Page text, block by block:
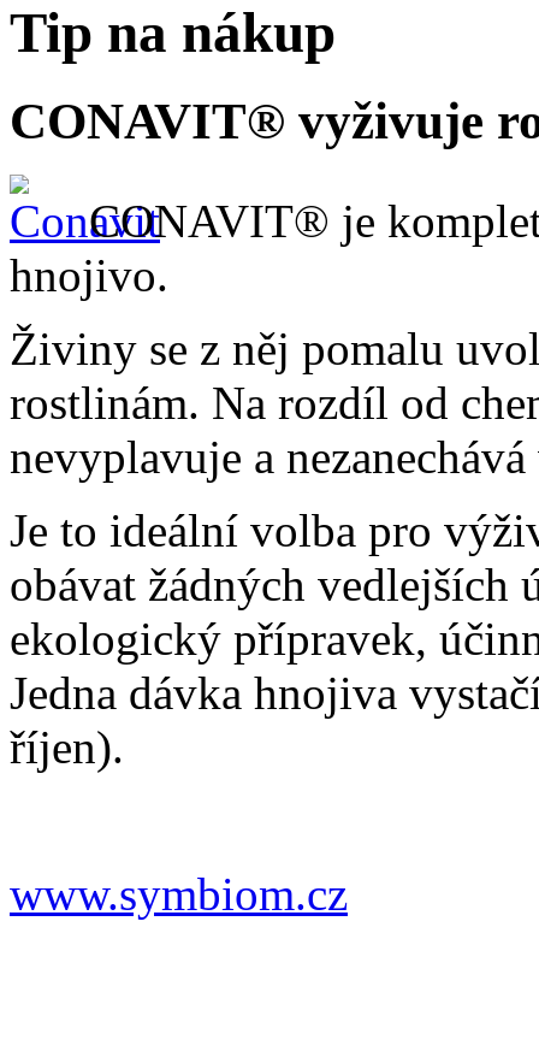
Tip na nákup
CONAVIT® vyživuje
CONAVIT® je
hnojivo.
Živiny se z něj pomalu
rostlinám. Na rozdíl od
nevyplavuje a
Je to ideální volba pro
obávat žádných vedlejších
ekologický přípravek,
Jedna dávka hnojiva
říjen).
www.symbiom.cz